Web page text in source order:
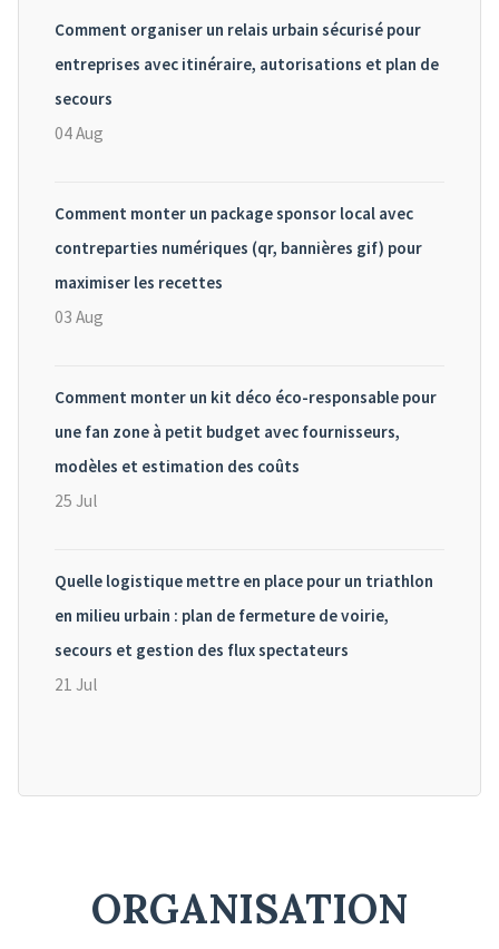
Comment organiser un relais urbain sécurisé pour
entreprises avec itinéraire, autorisations et plan de
secours
04 Aug
Comment monter un package sponsor local avec
contreparties numériques (qr, bannières gif) pour
maximiser les recettes
03 Aug
Comment monter un kit déco éco-responsable pour
une fan zone à petit budget avec fournisseurs,
modèles et estimation des coûts
25 Jul
Quelle logistique mettre en place pour un triathlon
en milieu urbain : plan de fermeture de voirie,
secours et gestion des flux spectateurs
21 Jul
ORGANISATION